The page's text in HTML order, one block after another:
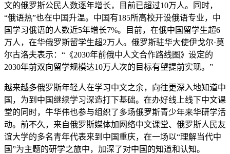
文的俄罗斯公民人数逐年增长，目前已超过10万人。同时，
“俄语热”也在中国升温。中国有185所高校开设俄语专业，中
国学习俄语的人数近5年增长7%。目前，在俄中国留学生超6
万人，在华俄罗斯留学生超2万人。俄罗斯驻华大使伊戈尔·莫
尔古洛夫表示：“《2030年前俄中人文合作路线图》设定的
2030年前双向留学规模达10万人次的目标有望提前实现。”
越来越多俄罗斯年轻人在学习中文之余，向往更深入地知道中
国，为到中国继续学习深造打下基础。在办好线上线下中文课
堂的同时，牛华伟也参与组织了多场俄罗斯青少年来华研学活
动。前不久，来自俄罗斯媒体加网络中文课堂、俄罗斯人民友
谊大学的多名青年代表来到中国重庆，在一场以“理解当代中
国”为主题的研学之旅中，加深了对中国的知道和认知。